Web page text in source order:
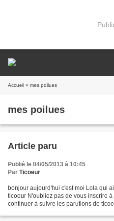
Accueil » mes poilues
mes poilues
Article paru
Publié le 04/05/2013 à 10:45
Par Ticoeur
bonjour aujourd'hui c'est moi Lola qui
ticoeur N'oubliez pas de vous inscrire
continuer à suivre les parutions de